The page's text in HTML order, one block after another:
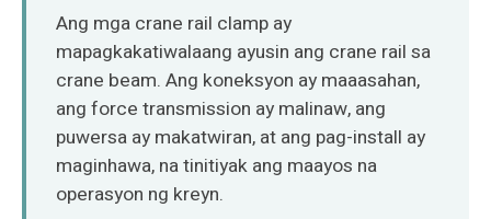
Ang mga crane rail clamp ay
mapagkakatiwalaang ayusin ang crane rail sa
crane beam. Ang koneksyon ay maaasahan,
ang force transmission ay malinaw, ang
puwersa ay makatwiran, at ang pag-install ay
maginhawa, na tinitiyak ang maayos na
operasyon ng kreyn.
O‘zbekcha